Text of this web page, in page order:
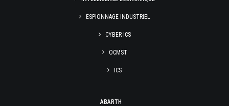
ESPIONNAGE INDUSTRIEL
CYBER ICS
OCMST
ICS
ABARTH